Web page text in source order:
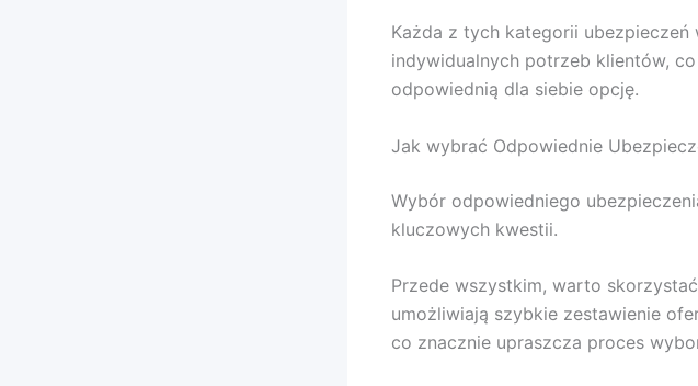
Każda z tych kategorii ubezpieczeń
indywidualnych potrzeb klientów,
odpowiednią dla siebie opcję.
Jak wybrać Odpowiednie
Wybór odpowiedniego
kluczowych kwestii.
Przede wszystkim, warto
umożliwiają szybkie zestawienie
co znacznie upraszcza proces